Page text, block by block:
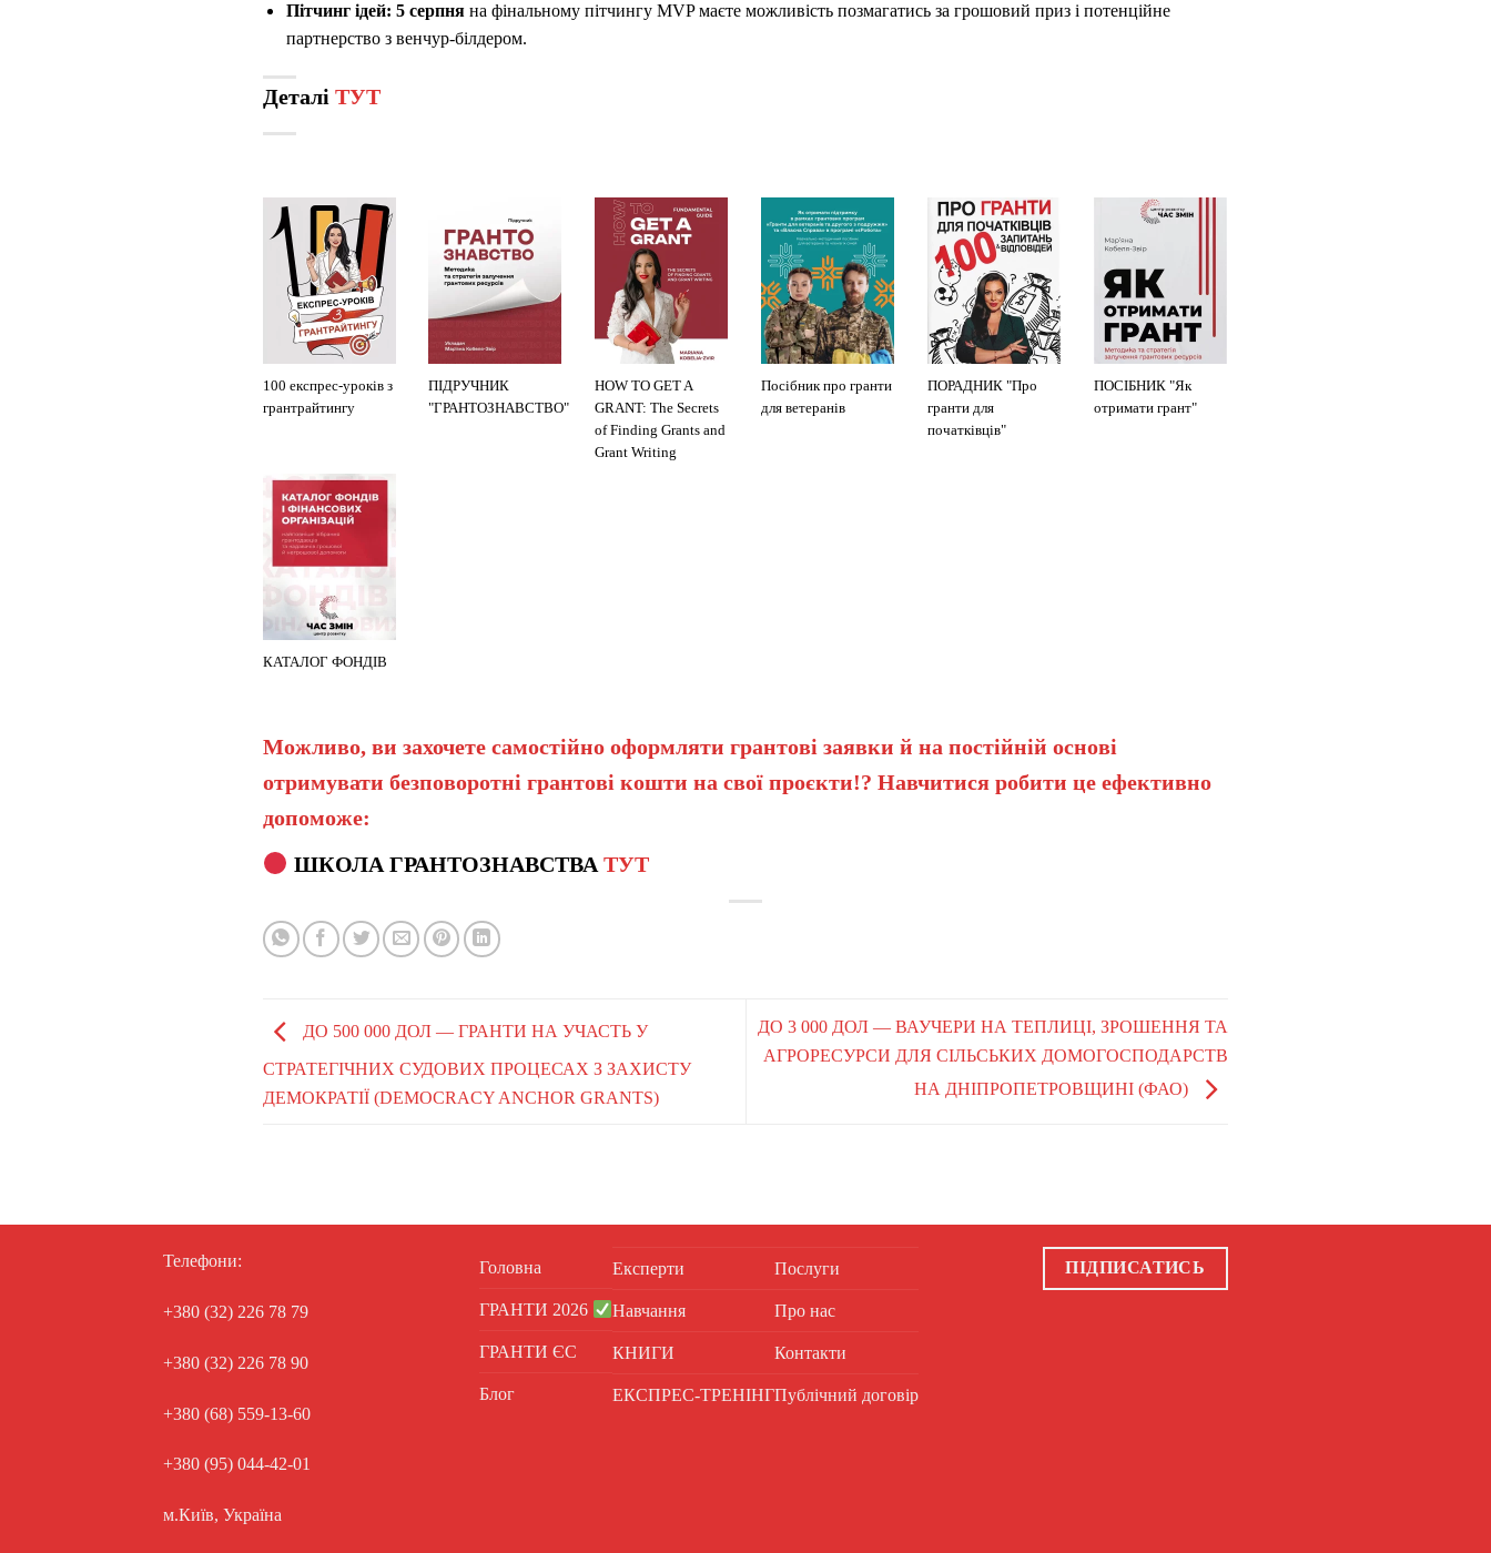
Пітчинг ідей: 5 серпняна фінальному пітчингу MVP маєте можливість позмагатись за грошовий приз і потенційне
партнерство з венчур-білдером.
Деталі ТУТ
100 експрес-уроків з
грантрайтингу
ПІДРУЧНИК
"ГРАНТОЗНАВСТВО"
HOW TO GET A
GRANT: The Secrets
of Finding Grants and
Grant Writing
Посібник про гранти
для ветеранів
ПОРАДНИК "Про
гранти для
початківців"
ПОСІБНИК "Як
отримати грант"
КАТАЛОГ ФОНДІВ
Можливо, ви захочете самостійно оформляти грантові заявки й на постійній основі
отримувати безповоротні грантові кошти на свої проєкти!? Навчитися робити це ефективно
допоможе:
ШКОЛА ГРАНТОЗНАВСТВА ТУТ
ДО 500 000 ДОЛ — ГРАНТИ НА УЧАСТЬ У
СТРАТЕГІЧНИХ СУДОВИХ ПРОЦЕСАХ З ЗАХИСТУ
ДЕМОКРАТІЇ (DEMOCRACY ANCHOR GRANTS)
ДО 3 000 ДОЛ — ВАУЧЕРИ НА ТЕПЛИЦІ, ЗРОШЕННЯ ТА
АГРОРЕСУРСИ ДЛЯ СІЛЬСЬКИХ ДОМОГОСПОДАРСТВ
НА ДНІПРОПЕТРОВЩИНІ (ФАО)
Телефони:
+380 (32) 226 78 79
+380 (32) 226 78 90
+380 (68) 559-13-60
+380 (95) 044-42-01
м.Київ, Україна
Головна
ГРАНТИ 2026
ГРАНТИ ЄС
Блог
Експерти
Навчання
КНИГИ
ЕКСПРЕС-ТРЕНІНГ
Послуги
Про нас
Контакти
Публічний договір
ПІДПИСАТИСЬ